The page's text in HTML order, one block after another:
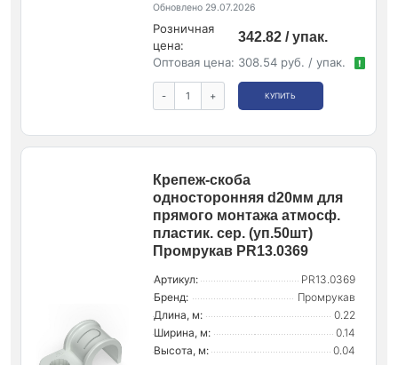
Обновлено 29.07.2026
Розничная
цена:
342.82 / упак.
Оптовая цена: 308.54 руб. / упак. !
- + КУПИТЬ
Крепеж-скоба
односторонняя d20мм для
прямого монтажа атмосф.
пластик. сер. (уп.50шт)
Промрукав PR13.0369
Артикул:
PR13.0369
Бренд:
Промрукав
Длина, м:
0.22
Ширина, м:
0.14
Высота, м:
0.04